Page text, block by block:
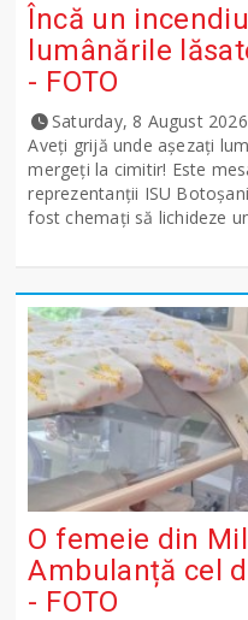
Încă un
lumânările
- FOTO
Saturday, 8 August 2026
Aveți grijă unde așezați
mergeți la cimitir! Este
reprezentanții ISU
fost chemați să lichideze
O femeie din
Ambulanță cel
- FOTO